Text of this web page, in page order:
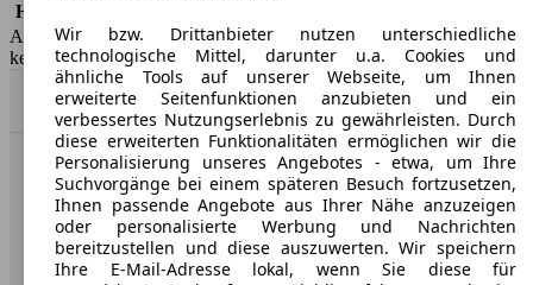
HSN/TSN
AutoScout24 GmbH übernimmt für die Richtigkeit der Angaben
keine Gewähr.
Nach Oben
AutoScout24: Europaweit der größte Online-Automarkt.
Unternehmen
Wir bzw. Drittanbieter nutzen unterschiedliche
technologische Mittel, darunter u.a. Cookies und
ähnliche Tools auf unserer Webseite, um Ihnen
erweiterte Seitenfunktionen anzubieten und ein
verbessertes Nutzungserlebnis zu gewährleisten. Durch
diese erweiterten Funktionalitäten ermöglichen wir die
Personalisierung unseres Angebotes - etwa, um Ihre
Suchvorgänge bei einem späteren Besuch fortzusetzen,
Ihnen passende Angebote aus Ihrer Nähe anzuzeigen
oder personalisierte Werbung und Nachrichten
bereitzustellen und diese auszuwerten. Wir speichern
Ihre E-Mail-Adresse lokal, wenn Sie diese für